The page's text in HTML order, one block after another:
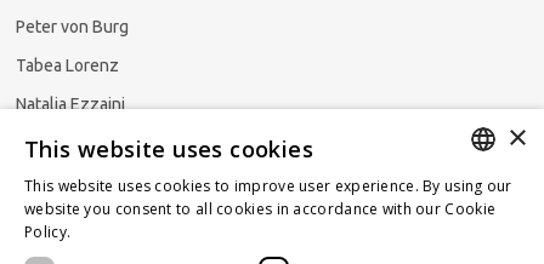
Peter von Burg
Tabea Lorenz
Natalja Ezzaini
Newsletter abonnieren
GERMAN
×
This website uses cookies
This website uses cookies to improve user experience. By using our
website you consent to all cookies in accordance with our Cookie
Policy.